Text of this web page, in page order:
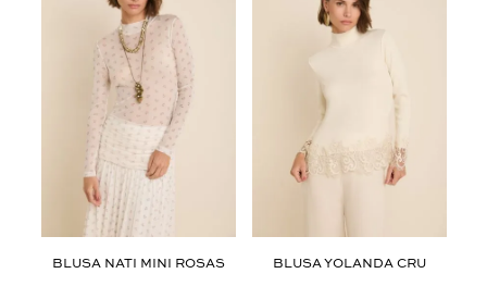
Aceito os
BLUSA NATI MINI ROSAS BLUSA YOLANDA CRU